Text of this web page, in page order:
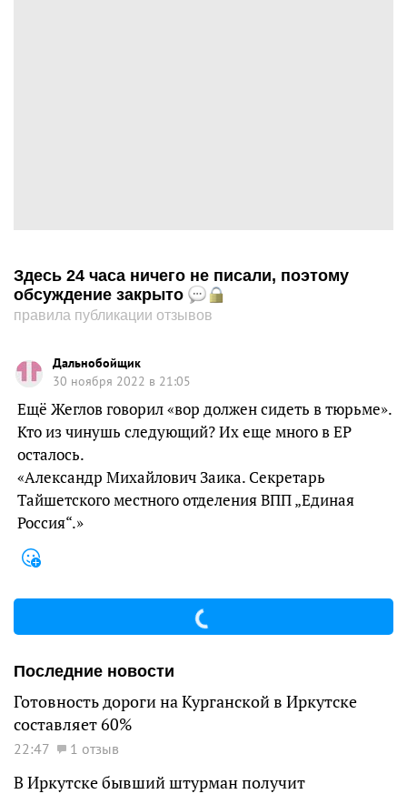
Здесь 24 часа ничего не писали, поэтому
обсуждение закрыто
правила публикации отзывов
Дальнобойщик
30 ноября 2022 в 21:05
Ещё Жеглов говорил «вор должен сидеть в тюрьме».
Кто из чинушь следующий? Их еще много в ЕР
осталось.
«Александр Михайлович Заика. Секретарь
Тайшетского местного отделения ВПП „Единая
Россия“.»
Последние новости
Готовность дороги на Курганской в Иркутске
составляет 60%
22:47 1 отзыв
В Иркутске бывший штурман получит